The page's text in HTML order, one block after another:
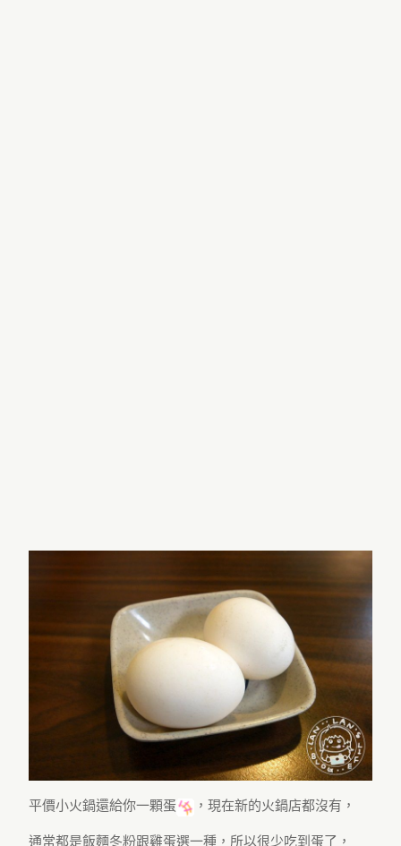
平價小火鍋還給你一顆蛋 ，現在新的火鍋店都沒有，
通常都是飯麵冬粉跟雞蛋選一種，所以很少吃到蛋了，